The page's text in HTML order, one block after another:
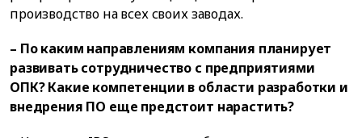
производство на всех своих заводах.
– По каким направлениям компания планирует
развивать сотрудничество с предприятиями
ОПК? Какие компетенции в области разработки и
внедрения ПО еще предстоит нарастить?